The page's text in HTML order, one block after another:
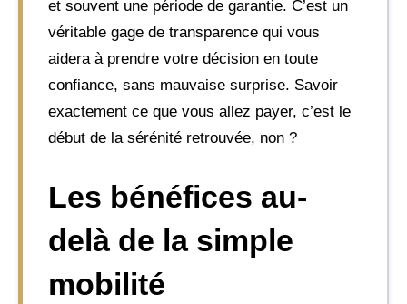
et souvent une période de garantie. C’est un
véritable gage de transparence qui vous
aidera à prendre votre décision en toute
confiance, sans mauvaise surprise. Savoir
exactement ce que vous allez payer, c’est le
début de la sérénité retrouvée, non ?
Les bénéfices au-
delà de la simple
mobilité